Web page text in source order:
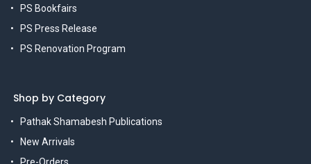
PS Bookfairs
PS Press Release
PS Renovation Program
Shop by Category
Pathak Shamabesh Publications
New Arrivals